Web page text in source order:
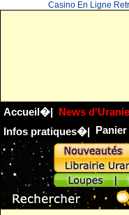
Casino En Ligne
Accueil�| News d'Uranie
Infos pratiques�| Panier